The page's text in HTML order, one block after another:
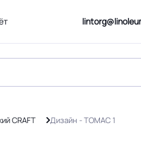
CRAFT Дизайн - ТОМАС 1